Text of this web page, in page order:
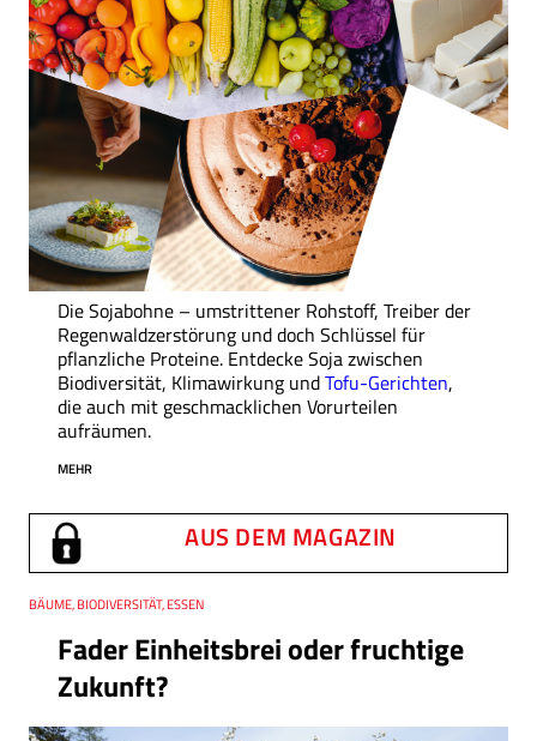
Die Sojabohne – umstrittener Rohstoff, Treiber der
Regenwaldzerstörung und doch Schlüssel für
pflanzliche Proteine. Entdecke Soja zwischen
Biodiversität, Klimawirkung undTofu-Gerichten,
die auch mit geschmacklichen Vorurteilen
aufräumen.
MEHR
AUS DEM MAGAZIN
Fader Einheitsbrei oder fruchtige
Zukunft?
Thema
BÄUME, BIODIVERSITÄT, ESSEN